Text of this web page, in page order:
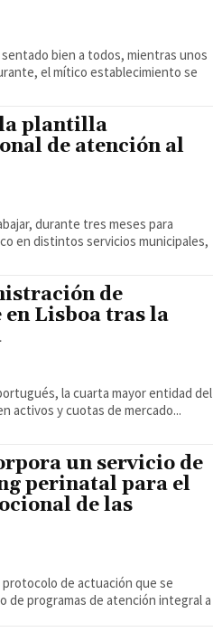
bien a todos, mientras unos
el mítico establecimiento se
plantilla
de atención al
durante tres meses para
en distintos servicios municipales,
de
en Lisboa tras la
la cuarta mayor entidad del
activos y cuotas de mercado...
un servicio de
perinatal para el
de las
de actuación que se
de programas de atención integral a